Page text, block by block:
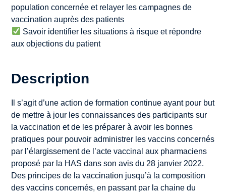
population concernée et relayer les campagnes de
vaccination auprès des patients
Savoir identifier les situations à risque et répondre
aux objections du patient
Description
Il s’agit d’une action de formation continue ayant pour but
de mettre à jour les connaissances des participants sur
la vaccination et de les préparer à avoir les bonnes
pratiques pour pouvoir administrer les vaccins concernés
par l’élargissement de l’acte vaccinal aux pharmaciens
proposé par la HAS dans son avis du 28 janvier 2022.
Des principes de la vaccination jusqu’à la composition
des vaccins concernés, en passant par la chaine du